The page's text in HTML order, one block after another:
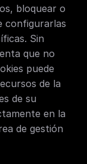
bloquear o
configurarlas
Sin
que no
puede
de la
de su
en la
de gestión